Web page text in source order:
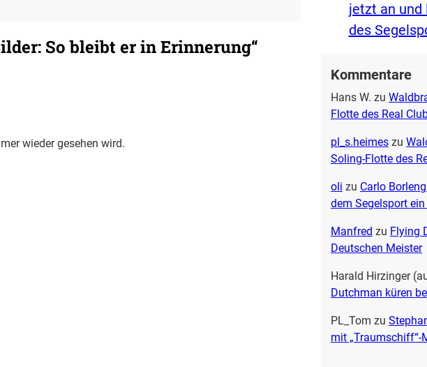
So bleibt er in Erinnerung“
wieder gesehen wird.
jetzt an und
des
Kommentare
Hans W. zu
Flotte des Real
pl_s.heimeszu
Soling-Flotte des
oli zu Carlo
dem Segelsport
Manfred zu Flying
Deutschen Meister
Harald Hirzinger
Dutchman küren
PL_Tom zu
mit „Traumschiff“-